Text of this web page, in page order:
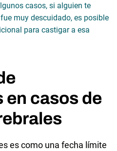
casos, si alguien te
muy descuidado, es posible
para castigar a esa
casos de
es como una fecha límite